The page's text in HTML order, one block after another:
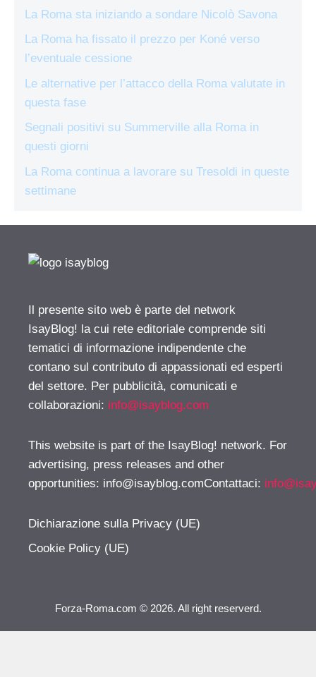
La Roma sta iniziando a sondare Nicolò Savona
La Roma ha fissato il prezzo per Koné verso
l’eventuale cessione
Le alternative per l’attacco della Roma valutate in
questa fase
Segnali positivi su Summerville alla Roma in
questi giorni
La Roma continua a lavorare su Tresoldi in queste
settimane
Il presente sito web è parte del network
IsayBlog! la cui rete editoriale comprende siti
tematici di informazione indipendente che
contano sul contributo di appassionati ed esperti
del settore. Per pubblicità, comunicati e
collaborazioni: info@isayblog.com
This website is part of the IsayBlog! network. For
advertising, press releases and other
opportunities: info@isayblog.comContattaci:
Dichiarazione sulla Privacy (UE)
Cookie Policy (UE)
Forza-Roma.com © 2026. All right reserverd.